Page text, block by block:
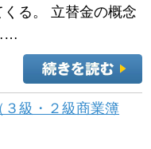
る。 立替金の概念
３級・２級商業簿